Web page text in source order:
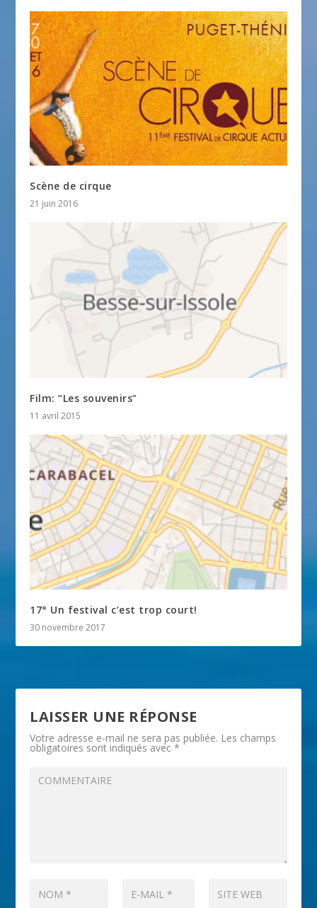
Scène de cirque
21 juin 2016
Film: “Les souvenirs”
11 avril 2015
17° Un festival c’est trop court!
30 novembre 2017
LAISSER UNE RÉPONSE
Votre adresse e-mail ne sera pas publiée. Les champs
obligatoires sont indiqués avec*